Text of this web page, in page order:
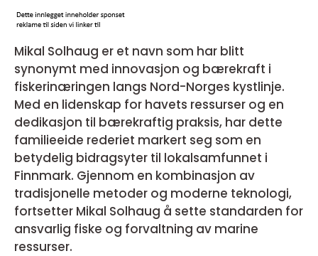
Mikal Solhaug er et navn som har blitt
synonymt med innovasjon og bærekraft i
fiskerinæringen langs Nord-Norges kystlinje.
Med en lidenskap for havets ressurser og en
dedikasjon til bærekraftig praksis, har dette
familieeide rederiet markert seg som en
betydelig bidragsyter til lokalsamfunnet i
Finnmark. Gjennom en kombinasjon av
tradisjonelle metoder og moderne teknologi,
fortsetter Mikal Solhaug å sette standarden for
ansvarlig fiske og forvaltning av marine
ressurser.